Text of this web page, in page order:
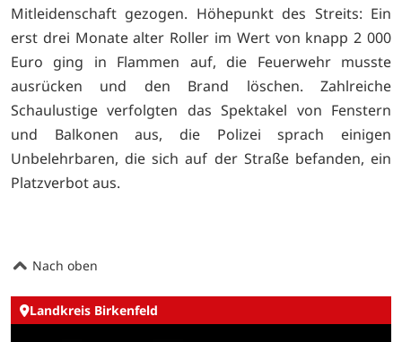
Mitleidenschaft gezogen. Höhepunkt des Streits: Ein
erst drei Monate alter Roller im Wert von knapp 2 000
Euro ging in Flammen auf, die Feuerwehr musste
ausrücken und den Brand löschen. Zahlreiche
Schaulustige verfolgten das Spektakel von Fenstern
und Balkonen aus, die Polizei sprach einigen
Unbelehrbaren, die sich auf der Straße befanden, ein
Platzverbot aus.
Nach oben
Landkreis Birkenfeld